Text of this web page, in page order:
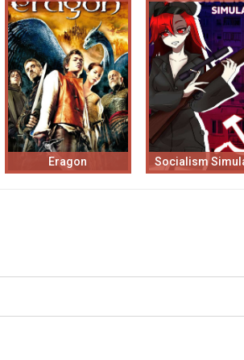
Eragon Socialism